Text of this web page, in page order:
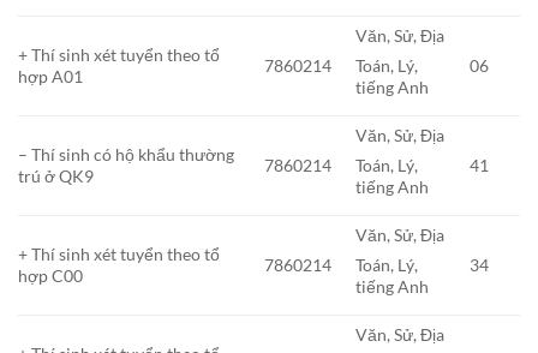
+ Thí sinh xét tuyển theo tổ
hợp A01
7860214
Văn, Sử, Địa
Toán, Lý,
tiếng Anh
06
– Thí sinh có hộ khẩu thường
trú ở QK9
7860214
Văn, Sử, Địa
Toán, Lý,
tiếng Anh
41
+ Thí sinh xét tuyển theo tổ
hợp C00
7860214
Văn, Sử, Địa
Toán, Lý,
tiếng Anh
34
Văn, Sử, Địa